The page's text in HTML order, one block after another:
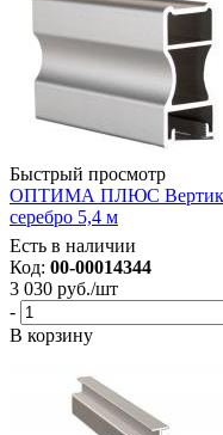
Быстрый просмотр
ОПТИМА ПЛЮС
серебро 5,4 м
Есть в наличии
Код: 00-00014344
3 030 руб./шт
-
В корзину